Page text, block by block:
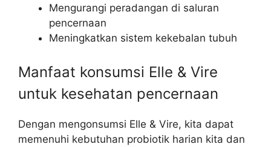
Mengurangi peradangan di saluran
pencernaan
Meningkatkan sistem kekebalan tubuh
Manfaat konsumsi Elle & Vire
untuk kesehatan pencernaan
Dengan mengonsumsi Elle & Vire, kita dapat
memenuhi kebutuhan probiotik harian kita dan